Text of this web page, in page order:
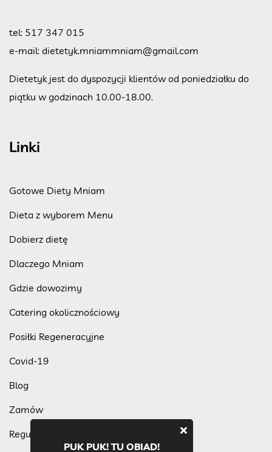
tel: 517 347 015
e-mail: dietetyk.mniammniam@gmail.com
Dietetyk jest do dyspozycji klientów od poniedziałku do
piątku w godzinach 10.00-18.00.
Linki
Gotowe Diety Mniam
Dieta z wyborem Menu
Dobierz dietę
Dlaczego Mniam
Gdzie dowozimy
Catering okolicznościowy
Posiłki Regeneracyjne
Covid-19
Blog
Zamów
Regulamin programu lojalnościowego
PUK PUK! TU OBIAD!